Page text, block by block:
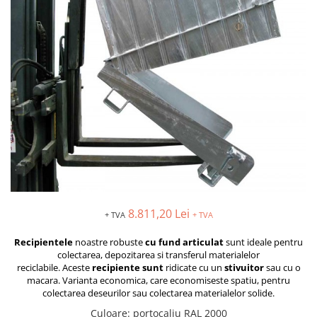
Rafturi
Suport / Stativ
Dulap substante chimice
Cărucioare
Transpalete
Platforme de lucru
Spray-uri tehnice
Piese de schimb
Piese Transpalete
Piese stivuitor
Role si roti pentru lize
Scaune pentru utilaje și stivuitoare
Masini unelte
Brate prelungitoare
Lama de zapada
Matura stivuitor
Cupa Stivuitor
Cupă cu acționare mecanică
Cupă cu acționare hidraulică
Sisteme de ridicare
Chingi de ridicare
Nacele
Traverse
Tip 4A - cu deblocare automată
Tip AK - sistem abroll
Tip EXPO - basculare prin rulare
Tip BKM - basculare prin rulare
Solutii intretinere lant moto
Produse Liqui Moly
Liqui Moly 5w30
Liqui Moly 5w40
Aditiv Liqui Moly
Sprayuri tehnice Liqui Moly
+ TVA 8.811,20 Lei + TVA
Recipientele noastre robustecu fund articulatsunt ideale pentru
colectarea, depozitarea si transferul materialelor
reciclabile.Aceste recipiente suntridicatecu un stivuitorsau cu o
macara.Varianta economica, care economiseste spatiu, pentru
colectarea deseurilor sau colectarea materialelor solide.
Culoare: portocaliu RAL 2000